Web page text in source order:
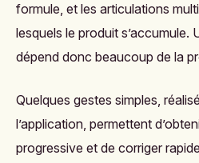
formule, et les articulations
lesquels le produit s’accumule.
dépend donc beaucoup de la
Quelques gestes simples,
l’application, permettent
progressive et de corriger